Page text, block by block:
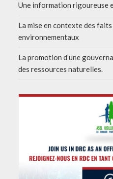
Une information rigoureuse
La mise en contexte des
environnementaux
La promotion d’une
des ressources naturelles.